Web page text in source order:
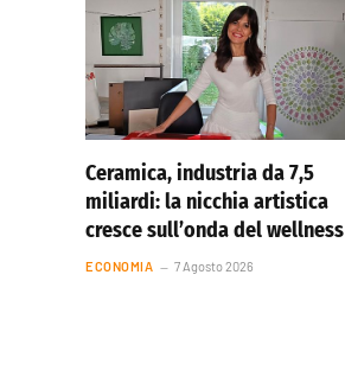
Ceramica, industria da 7,5
miliardi: la nicchia artistica
cresce sull’onda del wellness
ECONOMIA 7 Agosto 2026